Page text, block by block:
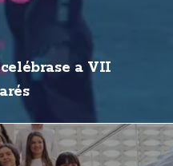
a VII